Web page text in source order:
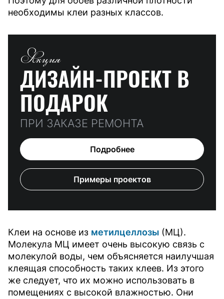
необходимы клеи разных классов.
Акция
ДИЗАЙН-ПРОЕКТ В
ПОДАРОК
ПРИ ЗАКАЗЕ РЕМОНТА
Подробнее
Примеры проектов
Клеи на основе из метилцеллозы (МЦ).
Молекула МЦ имеет очень высокую связь с
молекулой воды, чем объясняется наилучшая
клеящая способность таких клеев. Из этого
же следует, что их можно использовать в
помещениях с высокой влажностью. Они